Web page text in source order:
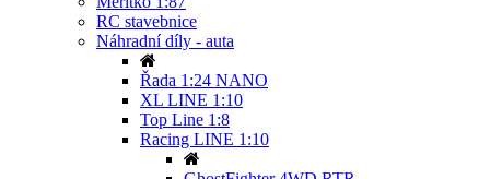
RC stavebnice
Náhradní díly - auta
Řada 1:24 NANO
XL LINE 1:10
Top Line 1:8
Racing LINE 1:10